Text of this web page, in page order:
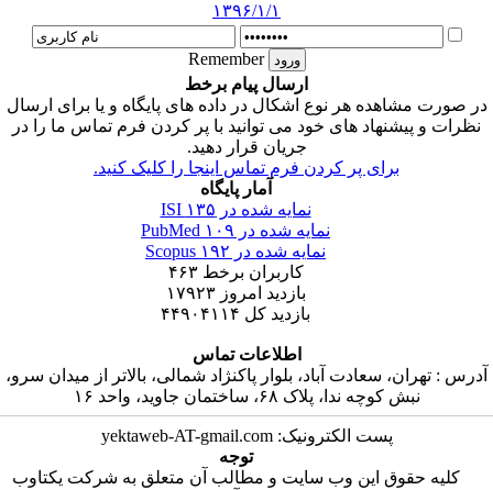
۱۳۹۶/۱/۱
Remember
ارسال پیام برخط
در صورت مشاهده هر نوع اشکال در داده های پایگاه و یا برای ارسال
نظرات و پیشنهاد های خود می توانید با پر کردن فرم تماس ما را در
جریان قرار دهید.
برای پر کردن فرم تماس اینجا را کلیک کنید.
آمار پایگاه
نمایه شده در ISI ۱۳۵
نمایه شده در PubMed ۱۰۹
نمایه شده در Scopus ۱۹۲
کاربران برخط۴۶۳
بازدید امروز۱۷۹۲۳
بازدید کل ۴۴۹۰۴۱۱۴
اطلاعات تماس
آدرس : تهران، سعادت آباد، بلوار پاکنژاد شمالی، بالاتر از میدان سرو،
نبش کوچه ندا، پلاک ۶۸، ساختمان جاوید، واحد ۱۶
پست الکترونیک: yektaweb-AT-gmail.com
توجه
کلیه حقوق این وب سایت و مطالب آن متعلق به شرکت یکتاوب